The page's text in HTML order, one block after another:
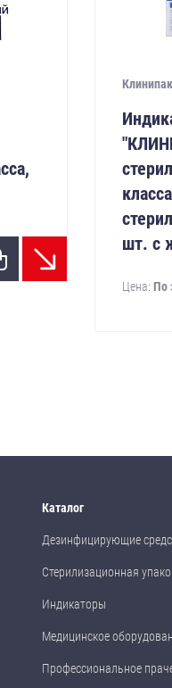
Клинипак
шт. с
Цена:По
Каталог
Дезинфицирующие
Стерилизационная
Индикаторы
Медицинское
Профессиональное